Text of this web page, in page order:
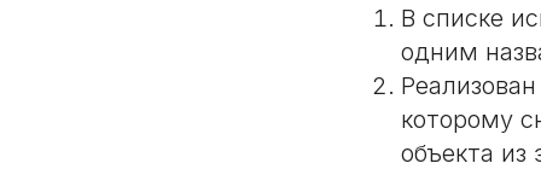
В списке
одним
которому
объекта